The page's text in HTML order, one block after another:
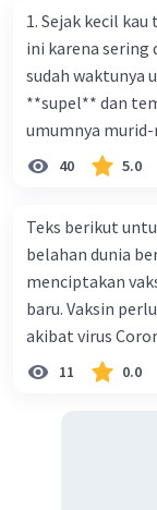
1. Sejak kecil
ini karena sering
sudah waktunya
**supel** dan
umumnya
kelas satu.
ke kota kecil
baik
40 5.0
Teks berikut
belahan dunia
menciptakan
baru. Vaksin
akibat virus
virus yang kian
Kesehatan
11 0.0